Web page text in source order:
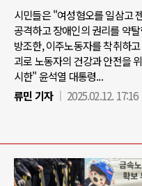
시민들은 "여성혐오를 일삼고
공격하고 장애인의 권리를 약
방조한, 이주노동자를 착취하
괴로 노동자의 건강과 안전을
시한" 윤석열 대통령...
류민 기자
2025.02.12. 17:16